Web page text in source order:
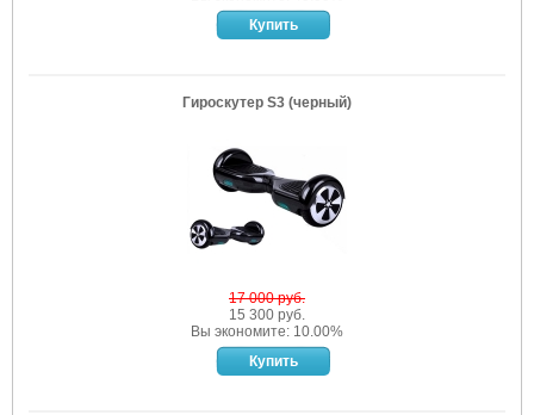
Гироскутер S3 (черный)
17 000 руб.
15 300 руб.
Вы экономите: 10.00%